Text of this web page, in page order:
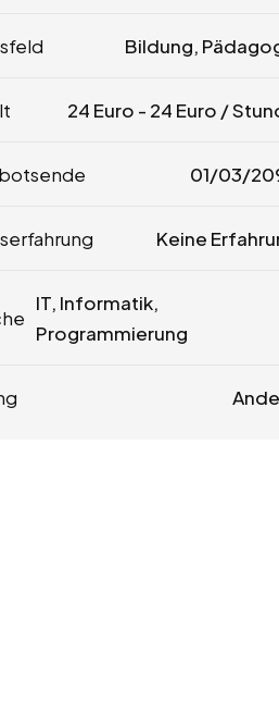
Bildung,
24 Euro - 24 Euro /
01/03/
Keine
IT, Informatik,
Programmierung